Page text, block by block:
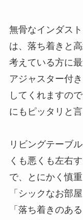
無骨なインダス
は、落ち着きと
考えている方に最
アジャスター付
してくれますの
にもピッタリと言
リビングテーブ
くも悪くも左右
で、とにかく慎
「シックなお部
「落ち着きのあ